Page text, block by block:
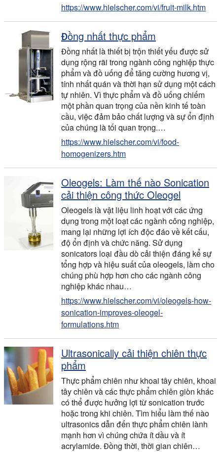
https://www.hielscher.com/vi/fruit-milk.htm
Đồng nhất thực phẩm
Đồng nhất là thiết bị trộn thiết yếu được sử
dụng rộng rãi trong ngành công nghiệp thực
phẩm và đồ uống để tăng cường hương vị,
tính nhất quán và thời hạn sử dụng một cách
tự nhiên. Vì thực phẩm và đồ uống chiếm
một phần quan trọng của nền kinh tế toàn
cầu, việc đảm bảo chất lượng và sự ổn định
của chúng là tối quan trọng.…
https://www.hielscher.com/vi/food-
homogenizers.htm
Oleogels: Làm thế nào Sonication
cải thiện công thức Oleogel
Oleogels là vật liệu linh hoạt với các ứng
dụng trong một loạt các ngành công nghiệp,
mang lại những lợi ích độc đáo về kết cấu,
độ ổn định và chức năng. Sử dụng
sonicators loại đầu dò cải thiện đáng kể sự
tổng hợp và hiệu suất của oleogels, làm cho
chúng phù hợp hơn cho các ngành công
nghiệp khác nhau…
https://www.hielscher.com/vi/oleogels-how-
sonication-improves-oleogel-
formulations.htm
Ultrasonically cải thiện chiên thực
phẩm
Thực phẩm chiên như khoai tây chiên, khoai
tây chiên và các thực phẩm chiên giòn khác
có thể được hưởng lợi từ sonication trước
hoặc trong khi chiên. Tìm hiểu làm thế nào
ultrasonics dẫn đến thực phẩm chiên lành
mạnh hơn vì chúng chứa ít dầu và ít
acrylamide. Đồng thời, thời gian chiên…